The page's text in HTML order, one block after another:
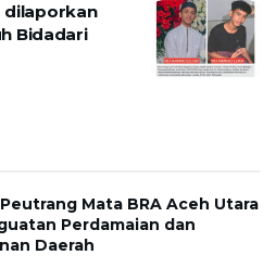
dilaporkan
Bidadari
Mata BRA Aceh Utara
Perdamaian dan
Daerah